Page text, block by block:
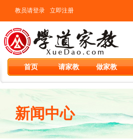
教员请登录 立即注册
首页 请家教 做家教
新闻中心